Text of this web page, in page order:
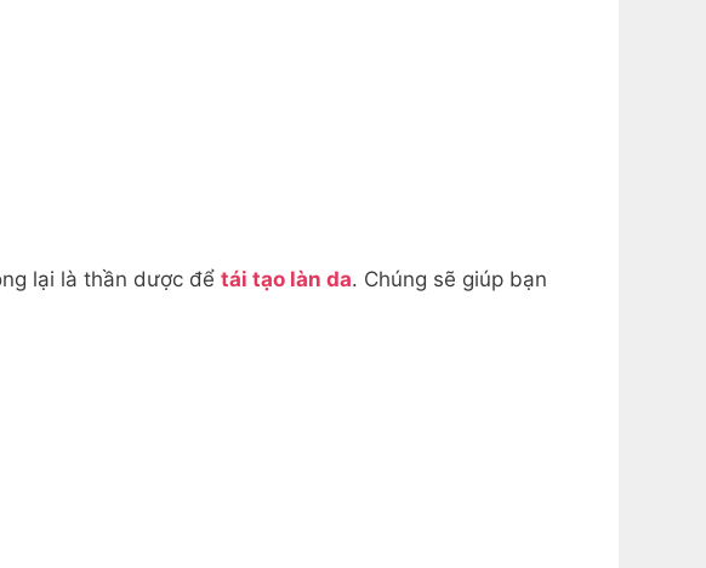
lại là thần dược để tái tạo làn da. Chúng sẽ giúp bạn